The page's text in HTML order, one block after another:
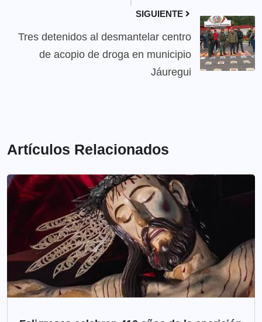
SIGUIENTE
Tres detenidos al desmantelar centro
de acopio de droga en municipio
Jáuregui
Artículos Relacionados